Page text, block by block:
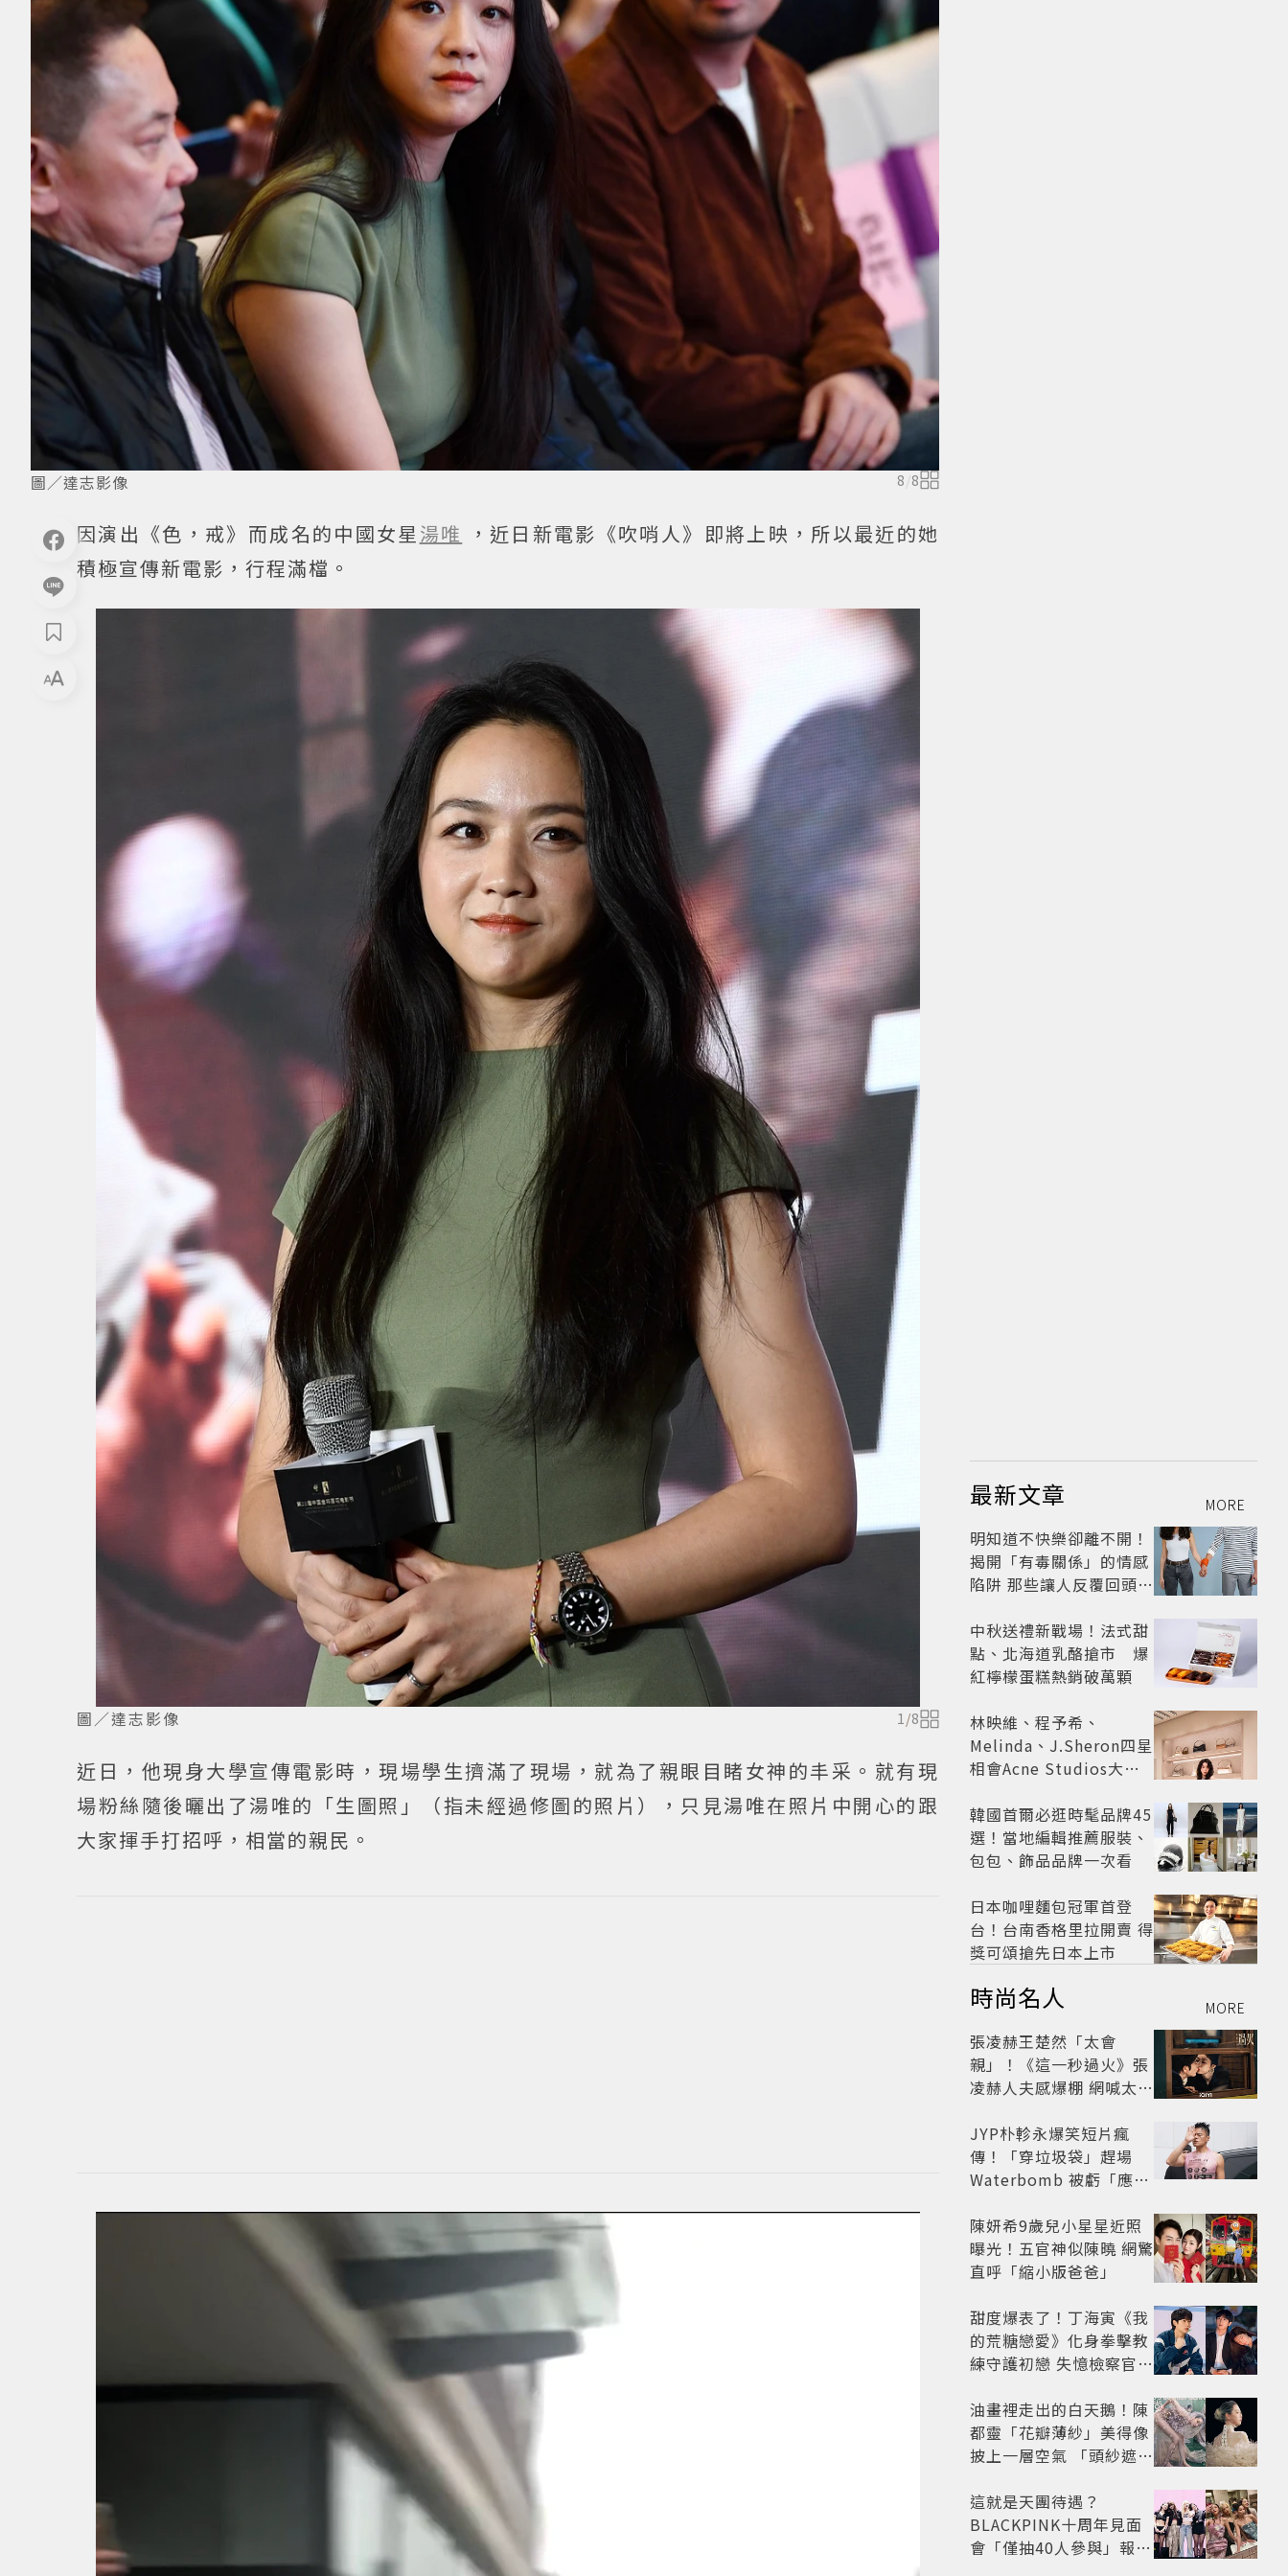
圖／達志影像 8 /8
因演出《色，戒》而成名的中國女星 湯唯
，近日新電影《吹哨人》即將上映，所以最近的她
積極宣傳新電影，行程滿檔。
圖／達志影像 1/8
近日，他現身大學宣傳電影時，現場學生擠滿了現場，就為了親眼目睹女神的丰采。就有現
場粉絲隨後曬出了湯唯的「生圖照」（指未經過修圖的照片），只見湯唯在照片中開心的跟
大家揮手打招呼，相當的親民。
最新文章 MORE
明知道不快樂卻離不開！
揭開「有毒關係」的情感
陷阱 那些讓人反覆回頭的
戒？
中秋送禮新戰場！法式甜
點、北海道乳酪搶市 爆
紅檸檬蛋糕熱銷破萬顆
林映維、程予希、
Melinda、J.Sheron四星
相會Acne Studios大曬
韓國首爾必逛時髦品牌45
選！當地編輯推薦服裝、
包包、飾品品牌一次看
日本咖哩麵包冠軍首登
台！台南香格里拉開賣 得
獎可頌搶先日本上市
時尚名人 MORE
張凌赫王楚然「太會
親」！《這一秒過火》張
凌赫人夫感爆棚 網喊太有
JYP朴軫永爆笑短片瘋
傳！「穿垃圾袋」趕場
Waterbomb 被虧「應該
陳妍希9歲兒小星星近照
曝光！五官神似陳曉 網驚
直呼「縮小版爸爸」
甜度爆表了！丁海寅《我
的荒糖戀愛》化身拳擊教
練守護初戀 失憶檢察官×
劇
油畫裡走出的白天鵝！陳
都靈「花瓣薄紗」美得像
披上一層空氣 「頭紗遮
太仙
這就是天團待遇？
BLACKPINK十周年見面
會「僅抽40人參與」報名